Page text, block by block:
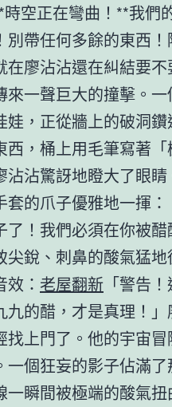
空正在彎曲！**我們
別帶任何多餘的東西
在廖沾沾還在糾結要
來一聲巨大的撞擊。
娃，正從牆上的破洞
西，桶上用毛筆寫著
沾驚訝地瞪大了眼睛
套的爪子優雅地一揮
了！我們必須在你被
尖銳、刺鼻的酸氣猛
： 老屋翻新 「警告
九的醋，才是真理！
找上門了。他的宇宙
一個狂妄的影子佔滿
一瞬間被極端的酸氣